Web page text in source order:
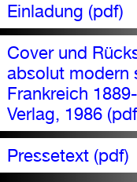
Einladung (pdf)
Cover und
absolut modern
Frankreich
Verlag, 1986
Pressetext (pdf)